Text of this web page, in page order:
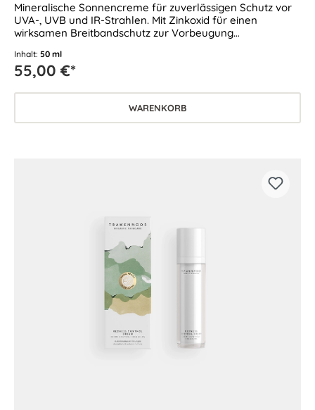
Mineralische Sonnencreme für zuverlässigen Schutz vor
UVA-, UVB und IR-Strahlen. Mit Zinkoxid für einen
wirksamen Breitbandschutz zur Vorbeugung
leichter Tönung für einen ausgeglichenen Teint ohne
weiße Rückstände. Beruhigende und
jede Haut geeignet – insbesondere für empfindliche Haut.
Inhalt: 50 ml
55,00 €*
WARENKORB